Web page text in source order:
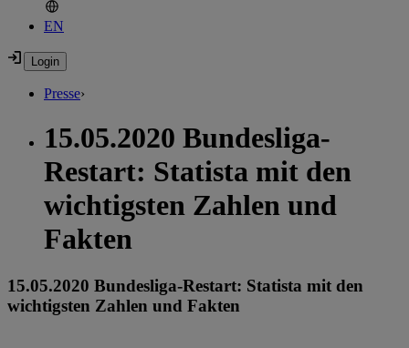
EN
Presse›
15.05.2020 Bundesliga-
Restart: Statista mit den
wichtigsten Zahlen und
Fakten
15.05.2020 Bundesliga-Restart: Statista mit den
wichtigsten Zahlen und Fakten